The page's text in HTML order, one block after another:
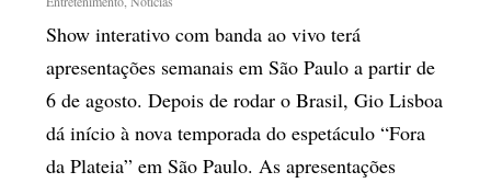
Show interativo com banda ao vivo terá
apresentações semanais em São Paulo a partir de
6 de agosto. Depois de rodar o Brasil, Gio Lisboa
dá início à nova temporada do espetáculo “Fora
da Plateia” em São Paulo. As apresentações